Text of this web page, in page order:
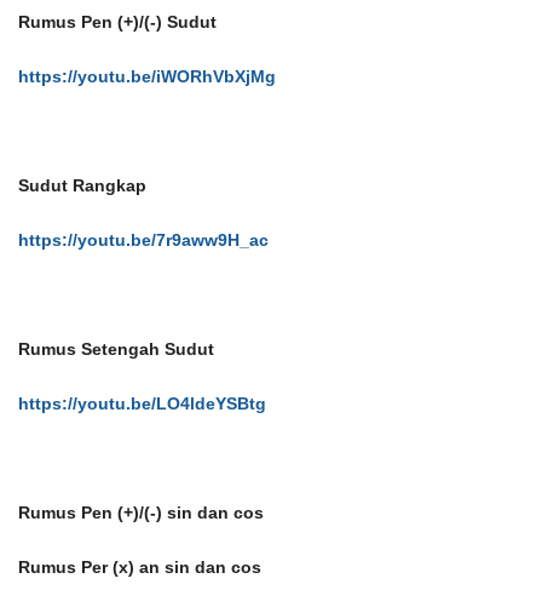
Rumus Pen (+)/(-) Sudut
https://youtu.be/iWORhVbXjMg
Sudut Rangkap
https://youtu.be/7r9aww9H_ac
Rumus Setengah Sudut
https://youtu.be/LO4ldeYSBtg
Rumus Pen (+)/(-) sin dan cos
Rumus Per (x) an sin dan cos